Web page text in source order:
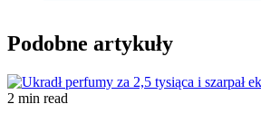
Podobne artykuły
2 min read